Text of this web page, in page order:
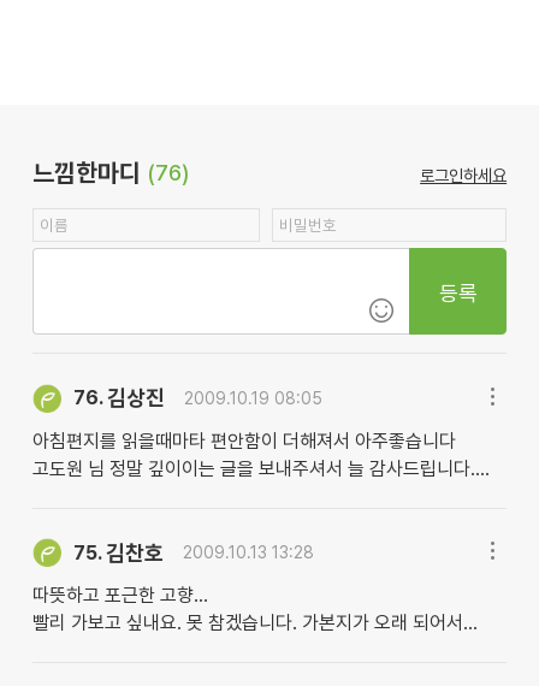
느낌한마디 (76) 로그인하세요
등록
76.김상진 2009.10.19 08:05
아침편지를 읽을때마타 편안함이 더해져서 아주좋습니다
고도원 님 정말 깊이이는 글을 보내주셔서 늘 감사드립니다....
75.김찬호 2009.10.13 13:28
따뜻하고 포근한 고향...
빨리 가보고 싶내요. 못 참겠습니다. 가본지가 오래 되어서...